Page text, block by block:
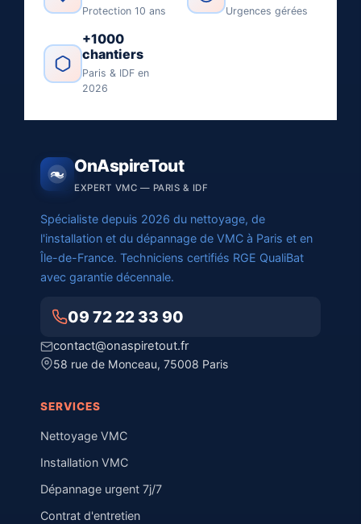
Protection 10 ans Urgences gérées
+1000
chantiers
Paris & IDF en
2026
OnAspireTout
EXPERT VMC — PARIS & IDF
Spécialiste depuis 2026 du nettoyage, de
l'installation et du dépannage de VMC à Paris et en
Île-de-France. Techniciens certifiés RGE QualiBat
avec garantie décennale.
09 72 22 33 90
contact@onaspiretout.fr
58 rue de Monceau, 75008 Paris
SERVICES
Nettoyage VMC
Installation VMC
Dépannage urgent 7j/7
Contrat d'entretien